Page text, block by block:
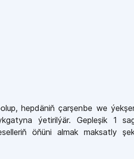
hepdäniň çarşenbe we
ýetirilýär. Gepleşik 1
öňüni almak maksatly